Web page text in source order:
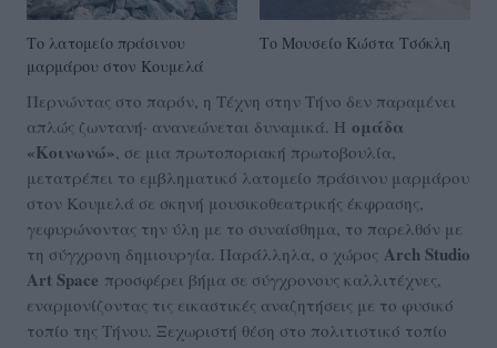
Το λατομείο πράσινου
μαρμάρου στον Κουμελά
Το Μουσείο Κώστα Τσόκλη
Περνώντας στο παρόν, η Τέχνη στην Τήνο δεν παραμένει
απλώς ζωντανή· ανανεώνεται δυναμικά. Η ομάδα
«Κοινωνώ», σε μια πρωτοποριακή πρωτοβουλία,
μετατρέπει το εμβληματικό λατομείο πράσινου μαρμάρου
στον Κουμελά σε σκηνή μουσικοθεατρικής έκφρασης,
γεφυρώνοντας την ύλη με το συναίσθημα, το παρελθόν με
τη σύγχρονη δημιουργία. Παράλληλα, ο χώρος Arch Studio
Art Space προσφέρει βήμα σε σύγχρονους καλλιτέχνες,
εναρμονίζοντας τις εικαστικές αναζητήσεις με το φυσικό
τοπίο της Τήνου. Ξεχωριστή θέση στο πολιτιστικό τοπίο